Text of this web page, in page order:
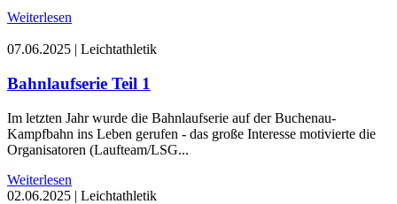
Weiterlesen
07.06.2025 | Leichtathletik
Bahnlaufserie Teil 1
Im letzten Jahr wurde die Bahnlaufserie auf der Buchenau-
Kampfbahn ins Leben gerufen - das große Interesse motivierte die
Organisatoren (Laufteam/LSG...
Weiterlesen
02.06.2025 | Leichtathletik